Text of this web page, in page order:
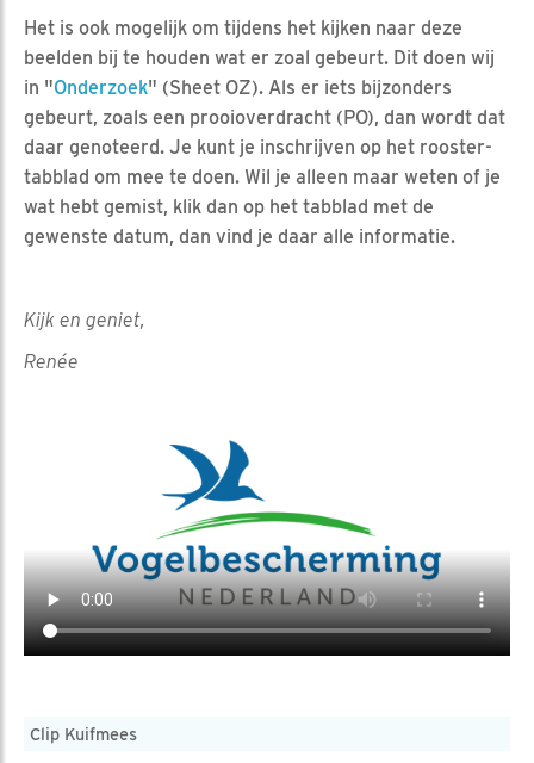
Het is ook mogelijk om tijdens het kijken naar deze
beelden bij te houden wat er zoal gebeurt. Dit doen wij
in "Onderzoek" (Sheet OZ). Als er iets bijzonders
gebeurt, zoals een prooioverdracht (PO), dan wordt dat
daar genoteerd. Je kunt je inschrijven op het rooster-
tabblad om mee te doen. Wil je alleen maar weten of je
wat hebt gemist, klik dan op het tabblad met de
gewenste datum, dan vind je daar alle informatie.
Kijk en geniet,
Renée
Clip Kuifmees